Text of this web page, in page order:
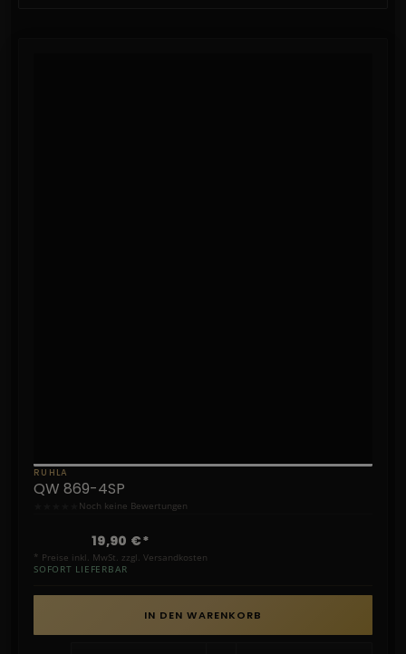
RUHLA
QW 869-4SP
Noch keine Bewertungen
19,90 €*
* Preise inkl. MwSt. zzgl. Versandkosten
SOFORT LIEFERBAR
IN DEN WARENKORB